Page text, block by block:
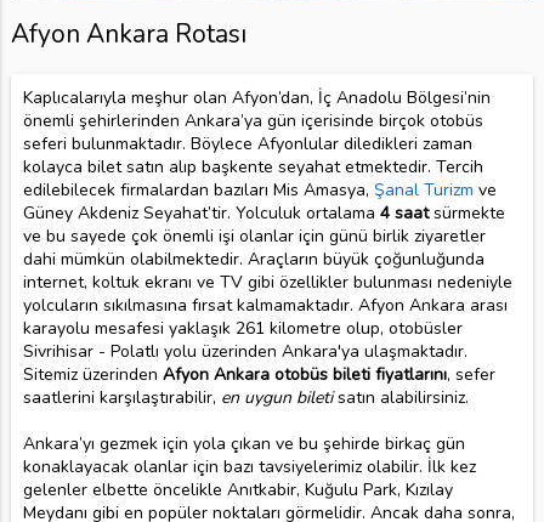
Afyon Ankara Rotası
Kaplıcalarıyla meşhur olan Afyon’dan, İç Anadolu Bölgesi’nin
önemli şehirlerinden Ankara’ya gün içerisinde birçok otobüs
seferi bulunmaktadır. Böylece Afyonlular diledikleri zaman
kolayca bilet satın alıp başkente seyahat etmektedir. Tercih
edilebilecek firmalardan bazıları Mis Amasya, Şanal Turizm ve
Güney Akdeniz Seyahat’tir. Yolculuk ortalama 4 saatsürmekte
ve bu sayede çok önemli işi olanlar için günü birlik ziyaretler
dahi mümkün olabilmektedir. Araçların büyük çoğunluğunda
internet, koltuk ekranı ve TV gibi özellikler bulunması nedeniyle
yolcuların sıkılmasına fırsat kalmamaktadır. Afyon Ankara arası
karayolu mesafesi yaklaşık 261 kilometre olup, otobüsler
Sivrihisar - Polatlı yolu üzerinden Ankara'ya ulaşmaktadır.
Sitemiz üzerinden Afyon Ankara otobüs bileti fiyatlarını, sefer
saatlerini karşılaştırabilir, en uygun biletisatın alabilirsiniz.
Ankara’yı gezmek için yola çıkan ve bu şehirde birkaç gün
konaklayacak olanlar için bazı tavsiyelerimiz olabilir. İlk kez
gelenler elbette öncelikle Anıtkabir, Kuğulu Park, Kızılay
Meydanı gibi en popüler noktaları görmelidir. Ancak daha sonra,